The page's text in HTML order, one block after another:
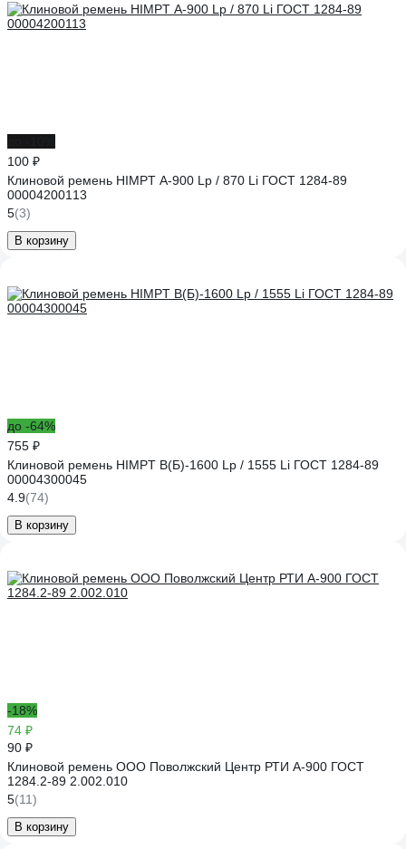
100 ₽
Клиновой ремень HIMPT А-900 Lp / 870 Li ГОСТ 1284-89
00004200113
5(3)
В корзину
до -64%
755 ₽
Клиновой ремень HIMPT В(Б)-1600 Lp / 1555 Li ГОСТ 1284-89
00004300045
4.9(74)
В корзину
-18%
74 ₽
90 ₽
Клиновой ремень ООО Поволжский Центр РТИ А-900 ГОСТ
1284.2-89 2.002.010
5(11)
В корзину